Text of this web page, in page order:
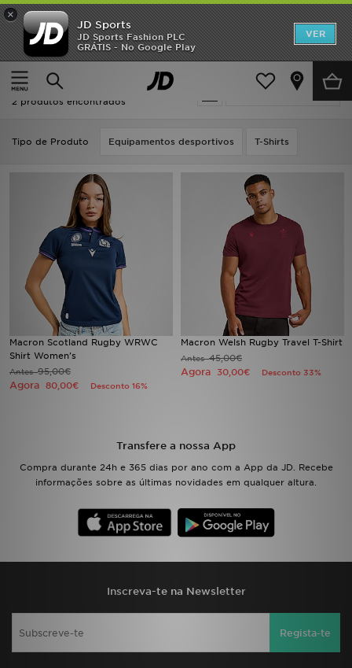
×
JD Sports
JD Sports Fashion PLC
GRÁTIS - No Google Play
VER
Página principal
Macron
Actualizar a pesquisa
Macron
2 produtos encontrados
Tipo de Produto Equipamentos desportivos T-Shirts
Macron Scotland Rugby WRWC
Shirt Women's
Antes95,00€
Agora 80,00€ Desconto 16%
Macron Welsh Rugby Travel T-Shirt
Antes45,00€
Agora 30,00€ Desconto 33%
Transfere a nossa App
Compra durante 24h e 365 dias por ano com a App da JD. Recebe
informações sobre as últimas novidades em qualquer altura.
Inscreva-te na Newsletter
Regista-te
INÍCIO
Promoções
NOVIDADES
ESTILO
DESPORTO
FUTEBOL JD
VER MARCAS
LOCALIZADOR DE LOJAS
SUBSCREVE